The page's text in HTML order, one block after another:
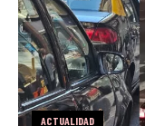
ACTUALIDAD